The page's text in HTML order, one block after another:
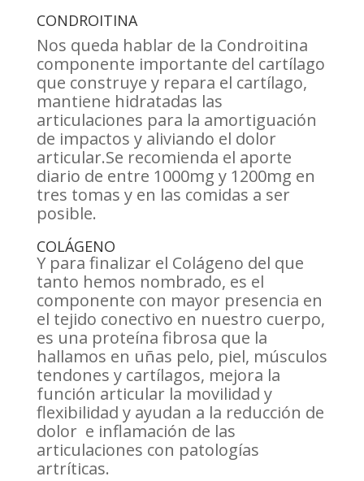
CONDROITINA
Nos queda hablar de la Condroitina
componente importante del cartílago
que construye y repara el cartílago,
mantiene hidratadas las
articulaciones para la amortiguación
de impactos y aliviando el dolor
articular.Se recomienda el aporte
diario de entre 1000mg y 1200mg en
tres tomas y en las comidas a ser
posible.
COLÁGENO
Y para finalizar el Colágeno del que
tanto hemos nombrado, es el
componente con mayor presencia en
el tejido conectivo en nuestro cuerpo,
es una proteína fibrosa que la
hallamos en uñas pelo, piel, músculos
tendones y cartílagos, mejora la
función articular la movilidad y
flexibilidad y ayudan a la reducción de
dolor e inflamación de las
articulaciones con patologías
artríticas.